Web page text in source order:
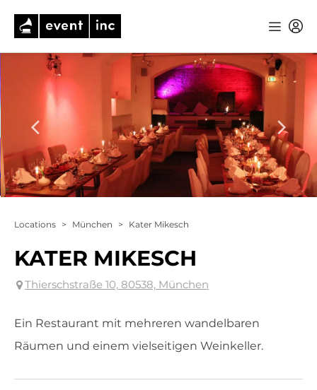
Locations > München > Kater Mikesch
KATER MIKESCH
Thierschstraße 10, 80538, München
Ein Restaurant mit mehreren wandelbaren
Räumen und einem vielseitigen Weinkeller.